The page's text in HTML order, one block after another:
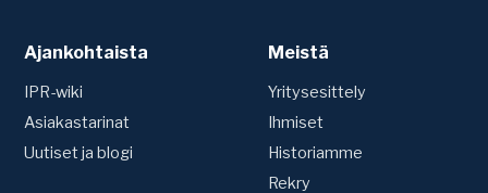
Tavaramerkit
Tavaramerkki
IPR-vakuutus
Vuosimaksut ja uudistukset
Valvonta
Patenttirekisterien valvonta
Kilpailijaseuranta
Domain-riitaprosessi (UDRP)
Oikeudenkäynnit
Väite- ja
Ajankohtaista
IPR-wiki
Asiakastarinat
Uutiset ja blogi
Meistä
Yritysesittely
Ihmiset
Historiamme
Rekry